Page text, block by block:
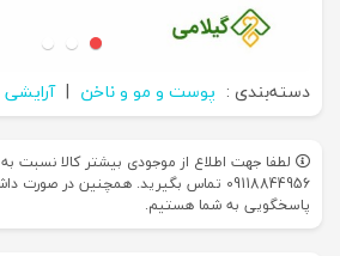
دسته‌بندی : پوست و مو و ناخن |
لطفا جهت اطلاع از موجودی بیشتر کالا نسبت
09118844956 تماس بگیرید. همچنین در
پاسخگویی به شما هستیم.